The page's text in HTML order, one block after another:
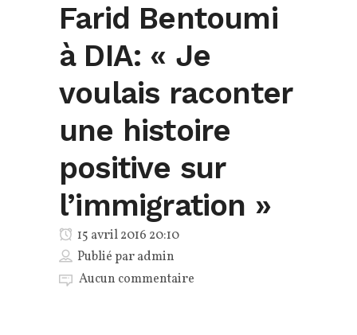
Farid Bentoumi
à DIA: « Je
voulais raconter
une histoire
positive sur
l’immigration »
15 avril 2016 20:10
Publié paradmin
Aucun commentaire